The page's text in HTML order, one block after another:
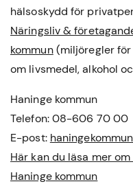
hälsoskydd för
Näringsliv &
kommun(miljöregler för
om livsmedel, alkohol
Haninge kommun
Telefon: 08-606 70 00
E-post:
Här kan du läsa mer
Haninge kommun